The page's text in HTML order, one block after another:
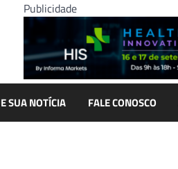
Publicidade
SUA NOTÍCIA FALE CONOSCO